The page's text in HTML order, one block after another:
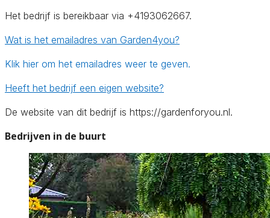
Het bedrijf is bereikbaar via +4193062667.
Wat is het emailadres van Garden4you?
Klik hier om het emailadres weer te geven.
Heeft het bedrijf een eigen website?
De website van dit bedrijf is https://gardenforyou.nl.
Bedrijven in de buurt